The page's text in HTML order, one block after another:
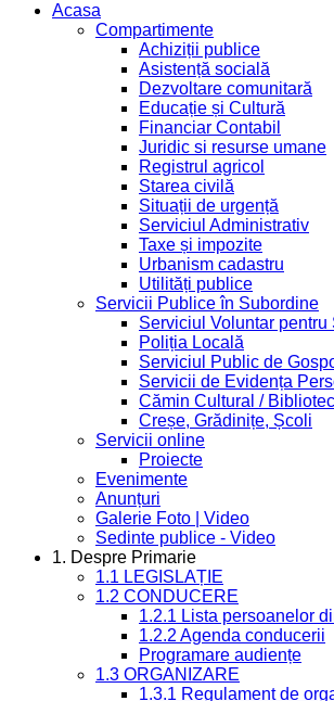
Acasa
Compartimente
Achiziții publice
Asistență socială
Dezvoltare comunitară
Educație și Cultură
Financiar Contabil
Juridic si resurse umane
Registrul agricol
Starea civilă
Situații de urgență
Serviciul Administrativ
Taxe și impozite
Urbanism cadastru
Utilități publice
Servicii Publice în Subordine
Serviciul Voluntar pentru
Poliția Locală
Serviciul Public de
Servicii de Evidența
Cămin Cultural /
Creșe, Grădinițe, Școli
Servicii online
Proiecte
Evenimente
Anunțuri
Galerie Foto | Video
Sedinte publice - Video
1. Despre Primarie
1.1 LEGISLAȚIE
1.2 CONDUCERE
1.2.1 Lista persoanelor
1.2.2 Agenda conducerii
Programare audiențe
1.3 ORGANIZARE
1.3.1 Regulament de